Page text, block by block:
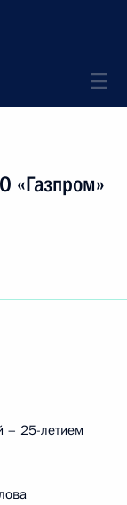
«Газпром»
– 25-летием